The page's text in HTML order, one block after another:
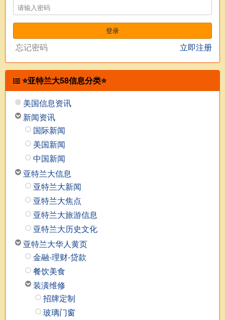
忘记密码 立即注册
⭐亚特兰大58信息分类⭐
美国信息资讯
新闻资讯
国际新闻
美国新闻
中国新闻
亚特兰大信息
亚特兰大新闻
亚特兰大焦点
亚特兰大旅游信息
亚特兰大历史文化
亚特兰大华人黄页
金融-理财-贷款
餐饮美食
装潢维修
招牌定制
玻璃门窗